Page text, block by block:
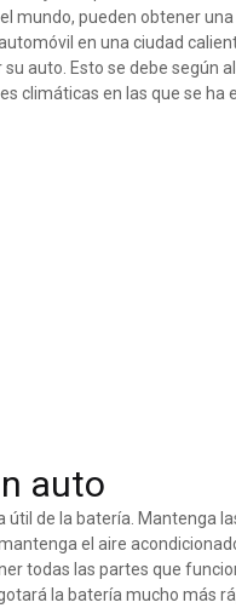
mundo, pueden obtener
en una ciudad
auto. Esto se debe según
climáticas en las que se ha
auto
de la batería. Mantenga
el aire
todas las partes que
la batería mucho más